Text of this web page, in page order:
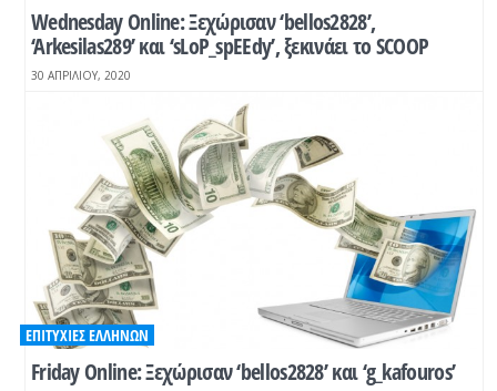
Wednesday Online: Ξεχώρισαν ‘bellos2828’,
‘Arkesilas289’ και ‘sLoP_spEEdy’, ξεκινάει το SCOOP
30 ΑΠΡΙΛΊΟΥ, 2020
Friday Online: Ξεχώρισαν ‘bellos2828’ και ‘g_kafouros’
ΕΠΙΤΥΧΊΕΣ ΕΛΛΉΝΩΝ